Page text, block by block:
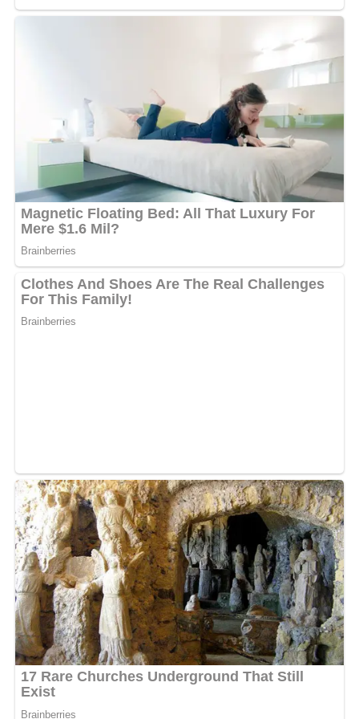
dernier lui avait promis le mariage, allant même jusqu’à
se rapprocher de ses parents pour obtenir la liste de la
dot. Alors que la famille de Fabiola préparait la
célébration du mariage, le prophète Stéphanas s’est
absenté pour un voyage vers une destination non
précisée. À son retour, deux semaines plus tard, il a
publiquement rompu avec Fabiola sur l’estrade de son
église, annonçant son mariage avec une autre femme,
véritable élue de son cœur.
Blessée et meurtrie, Fabiola s’est rapprochée de
« chocolat des filles », un activiste qui combat les faux
prophètes. Elle lui a confié son histoire quelques heures
avant leur duel télévisé sur Media Afrique News. Lors de
ce débat, cette affaire a éclaté, mais Stéphanas a tout
nié en bloc, demandant des preuves. Cette situation a
mis en doute la crédibilité des propos de « Chocolat des
est entrée en studio pour enregistrer une chanson.
Cette décision a été déclenchée par le débat télévisé web
opposant son ex, le prophète controversé Stéphanas, à
« chocolat des filles ». La date de sortie de la chanson
n’est pas encore connue, mais les internautes
l’apprécient déjà…
MOTS-CLÉS : UNE